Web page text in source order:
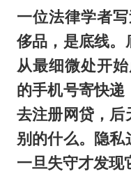
一位法律学者
侈品，是底线。
从最细微处开
的手机号寄快
去注册网贷，后
别的什么。隐私
一旦失守才发现